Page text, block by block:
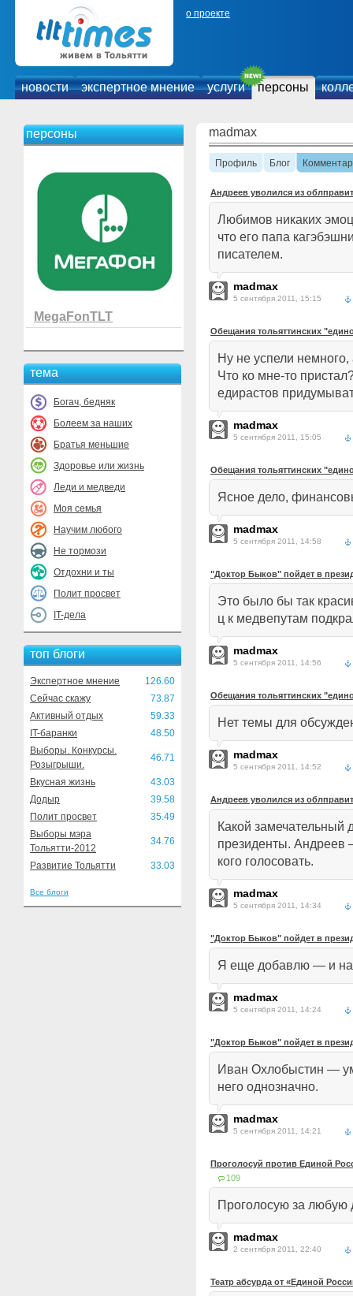
о проекте
новости экспертное мнение услуги персоны
персоны
MegaFonTLT
тема
Богач, бедняк
Болеем за наших
Братья меньшие
Здоровье или жизнь
Леди и медведи
Моя семья
Научим любого
Не тормози
Отдохни и ты
Полит просвет
IT-дела
топ блоги
Экспертное мнение
126.60
Сейчас скажу
73.87
Активный отдых
59.33
IT-баранки
48.50
Выборы. Конкурсы.
Розыгрыши.
46.71
Вкусная жизнь
43.03
Додыр
39.58
Полит просвет
35.49
Выборы мэра
Тольятти-2012
34.76
Развитие Тольятти 33.03
Все блоги
madmax
Профиль Блог
Андреев уволился из
Любимов никаких
что его папа
писателем.
madmax
5 сентября 2011, 15:15
Обещания тольяттинских
Ну не успели
Что ко мне-то
едирастов
madmax
5 сентября 2011, 15:05
Обещания тольяттинских
Ясное дело,
madmax
5 сентября 2011, 14:58
"Доктор Быков" пойдет в
Это было бы так
ц к медвепутам
madmax
5 сентября 2011, 14:56
Обещания тольяттинских
Нет темы для
madmax
5 сентября 2011, 14:52
Андреев уволился из
Какой
президенты. Андреев
кого голосовать.
madmax
5 сентября 2011, 14:34
"Доктор Быков" пойдет в
Я еще добавлю — и
madmax
5 сентября 2011, 14:24
"Доктор Быков" пойдет в
Иван Охлобыстин —
него однозначно.
madmax
5 сентября 2011, 14:21
Проголосуй против Единой
109
Проголосую за
madmax
2 сентября 2011, 22:40
Театр абсурда от «Единой